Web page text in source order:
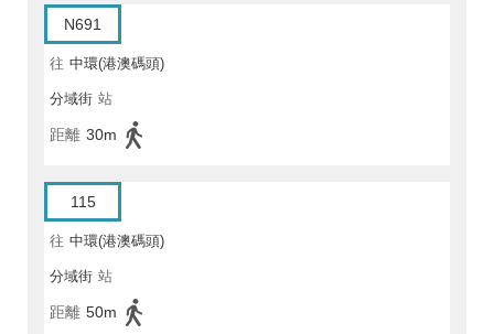
N691
往 中環(港澳碼頭)
分域街 站
距離 30m
115
往 中環(港澳碼頭)
分域街 站
距離 50m